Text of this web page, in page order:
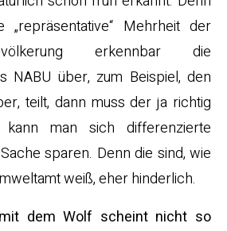
Mehrheit der
erkennbar die
NABU über, zum Beispiel, den
teilt, dann muss der ja richtig
man sich differenzierte
sparen. Denn die sind, wie
weiß, eher hinderlich.
dem Wolf scheint nicht so